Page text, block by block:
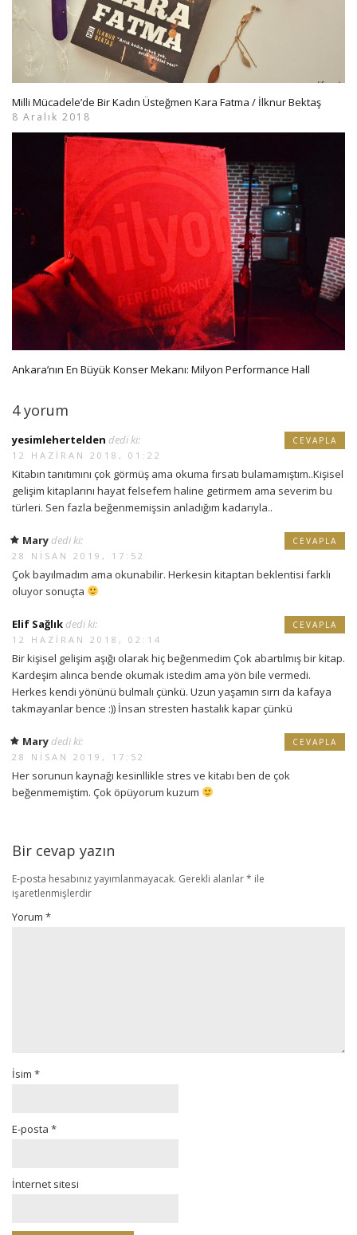
Milli Mücadele’de Bir Kadın Üsteğmen Kara Fatma / İlknur Bektaş
8 Aralık 2018
Ankara’nın En Büyük Konser Mekanı: Milyon Performance Hall
4 yorum
yesimlehertelden dedi ki:
12 HAZIRAN 2018, 01:22
Kitabın tanıtımını çok görmüş ama okuma fırsatı bulamamıştım..Kişisel
gelişim kitaplarını hayat felsefem haline getirmem ama severim bu
türleri. Sen fazla beğenmemişsin anladığım kadarıyla..
CEVAPLA
Mary dedi ki:
28 NISAN 2019, 17:52
Çok bayılmadım ama okunabilir. Herkesin kitaptan beklentisi farklı
oluyor sonuçta
CEVAPLA
Elif Sağlık dedi ki:
12 HAZIRAN 2018, 02:14
Bir kişisel gelişim aşığı olarak hiç beğenmedim Çok abartılmış bir kitap.
Kardeşim alınca bende okumak istedim ama yön bile vermedi.
Herkes kendi yönünü bulmalı çünkü. Uzun yaşamın sırrı da kafaya
takmayanlar bence :)) İnsan stresten hastalık kapar çünkü
CEVAPLA
Mary dedi ki:
28 NISAN 2019, 17:52
Her sorunun kaynağı kesinllikle stres ve kitabı ben de çok
beğenmemiştim. Çok öpüyorum kuzum
CEVAPLA
Bir cevap yazın
E-posta hesabınız yayımlanmayacak. Gerekli alanlar* ile
işaretlenmişlerdir
Yorum *
İsim *
E-posta *
İnternet sitesi